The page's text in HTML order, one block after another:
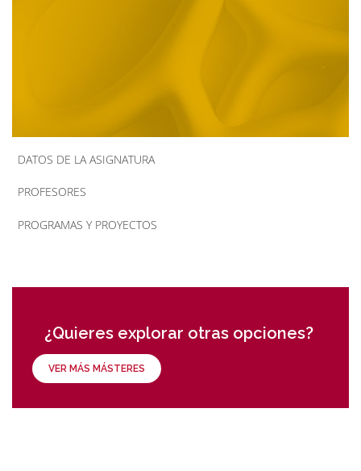
DATOS DE LA ASIGNATURA
PROFESORES
PROGRAMAS Y PROYECTOS
¿Quieres explorar otras opciones?
VER MÁS MÁSTERES